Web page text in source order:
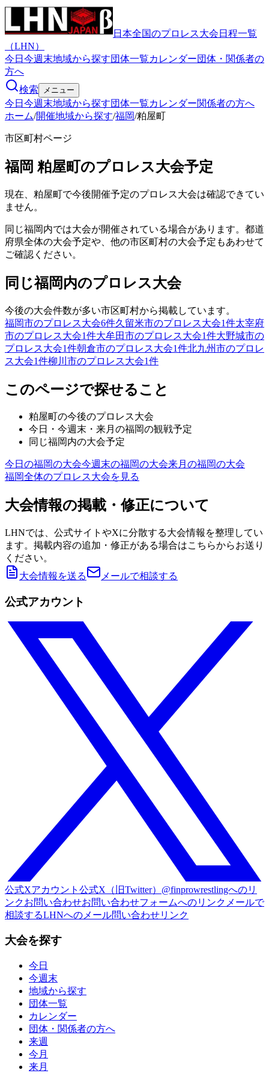
日本全国のプロレス大会日程一覧
（LHN）
今日 今週末地域から探す団体一覧カレンダー団体・関係者の
方へ
検索
メニュー
今日 今週末地域から探す団体一覧カレンダー関係者の方へ
ホーム/開催地域から探す/福岡/粕屋町
市区町村ページ
福岡 粕屋町のプロレス大会予定
現在、粕屋町で今後開催予定のプロレス大会は確認できてい
ません。
同じ福岡内では大会が開催されている場合があります。都道
府県全体の大会予定や、他の市区町村の大会予定もあわせて
ご確認ください。
同じ福岡内のプロレス大会
今後の大会件数が多い市区町村から掲載しています。
福岡市のプロレス大会6件久留米市のプロレス大会1件太宰府
市のプロレス大会1件大牟田市のプロレス大会1件大野城市の
プロレス大会1件朝倉市のプロレス大会1件北九州市のプロレ
ス大会1件柳川市のプロレス大会1件
このページで探せること
粕屋町の今後のプロレス大会
今日・今週末・来月の福岡の観戦予定
同じ福岡内の大会予定
今日の福岡の大会今週末の福岡の大会来月の福岡の大会
福岡全体のプロレス大会を見る
大会情報の掲載・修正について
LHNでは、公式サイトやXに分散する大会情報を整理してい
ます。掲載内容の追加・修正がある場合はこちらからお送り
ください。
大会情報を送る
メールで相談する
公式アカウント
公式Xアカウント 公式X（旧Twitter）@finprowrestlingへのリ
ンクお問い合わせお問い合わせフォームへのリンク メールで
相談するLHNへのメール問い合わせリンク
大会を探す
今日
今週末
地域から探す
団体一覧
カレンダー
団体・関係者の方へ
来週
今月
来月